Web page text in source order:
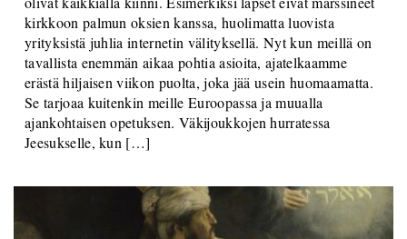
kirkkoon palmun oksien kanssa, huolimatta luovista
yrityksistä juhlia internetin välityksellä. Nyt kun meillä on
tavallista enemmän aikaa pohtia asioita, ajatelkaamme
erästä hiljaisen viikon puolta, joka jää usein huomaamatta.
Se tarjoaa kuitenkin meille Euroopassa ja muualla
ajankohtaisen opetuksen. Väkijoukkojen hurratessa
Jeesukselle, kun […]